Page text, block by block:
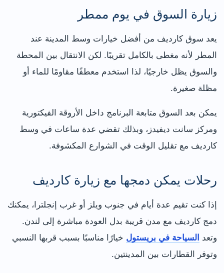
زيارة السوق في يوم ممطر
يعد سوق كارديف من أفضل خيارات وسط المدينة عند
المطر لأنه مغطى بالكامل تقريبًا. لكن الانتقال بين المحطة
والسوق يظل خارجيًا، لذا استخدم معطفًا مقاومًا للماء أو
مظلة صغيرة.
يمكن بعد السوق متابعة البرنامج داخل الأروقة الفيكتورية
ومركز سانت ديفيدز، وبذلك تقضي عدة ساعات في وسط
كارديف مع تقليل الوقت في الشوارع المكشوفة.
رحلات يمكن دمجها مع زيارة كارديف
إذا كنت تقيم عدة أيام في جنوب ويلز أو غرب إنجلترا، يمكنك
دمج كارديف مع مدن قريبة بدل العودة مباشرة إلى لندن.
وتعد السياحة في بريستول خيارًا مناسبًا بسبب قربها النسبي
وتوفر القطارات بين المدينتين.